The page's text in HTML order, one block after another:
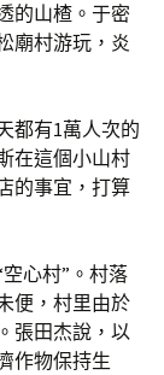
的山楂。于密
廟村游玩，炎
都有1萬人次的
在這個小山村
的事宜，打算
心村”。村落
便，村里由於
張田杰說，以
作物保持生